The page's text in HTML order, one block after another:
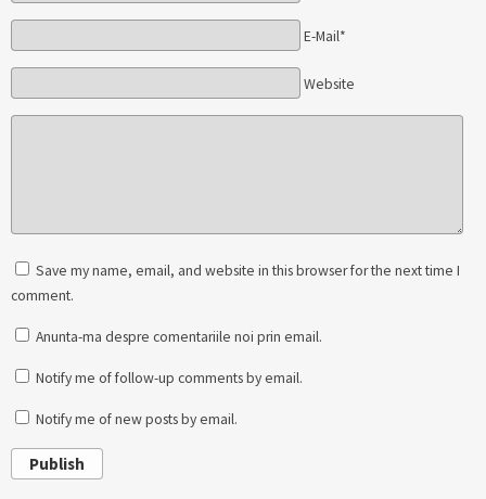
E-Mail*
Website
Save my name, email, and website in this browser for the next time I
comment.
Anunta-ma despre comentariile noi prin email.
Notify me of follow-up comments by email.
Notify me of new posts by email.
Publish